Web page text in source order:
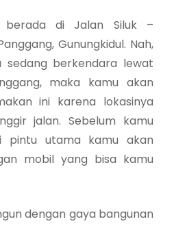
berada di Jalan Siluk –
Gunungkidul. Nah,
sedang berkendara lewat
maka kamu akan
ini karena lokasinya
jalan. Sebelum kamu
pintu utama kamu akan
mobil yang bisa kamu
dengan gaya bangunan